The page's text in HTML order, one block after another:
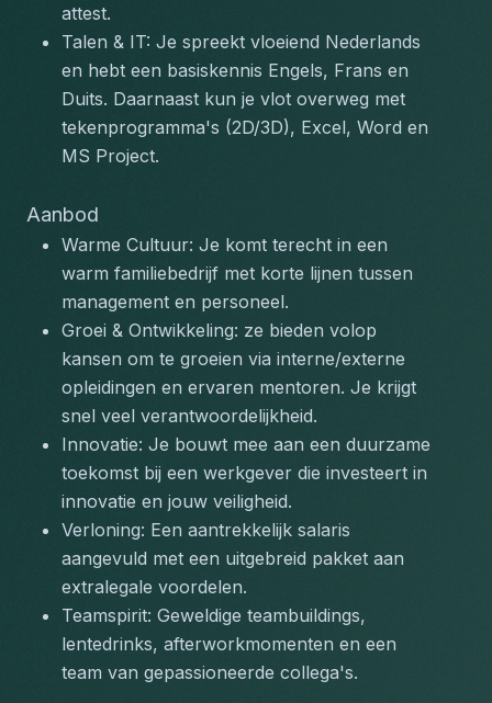
attest.
Talen & IT: Je spreekt vloeiend Nederlands
en hebt een basiskennis Engels, Frans en
Duits. Daarnaast kun je vlot overweg met
tekenprogramma's (2D/3D), Excel, Word en
MS Project.
Aanbod
Warme Cultuur: Je komt terecht in een
warm familiebedrijf met korte lijnen tussen
management en personeel.
Groei & Ontwikkeling: ze bieden volop
kansen om te groeien via interne/externe
opleidingen en ervaren mentoren. Je krijgt
snel veel verantwoordelijkheid.
Innovatie: Je bouwt mee aan een duurzame
toekomst bij een werkgever die investeert in
innovatie en jouw veiligheid.
Verloning: Een aantrekkelijk salaris
aangevuld met een uitgebreid pakket aan
extralegale voordelen.
Teamspirit: Geweldige teambuildings,
lentedrinks, afterworkmomenten en een
team van gepassioneerde collega's.